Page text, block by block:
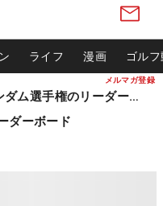
メルマガ登録
ライフ 漫画 ゴル
松山英樹ら出場 ウィンダム選手権のリーダーボード
ダーボード